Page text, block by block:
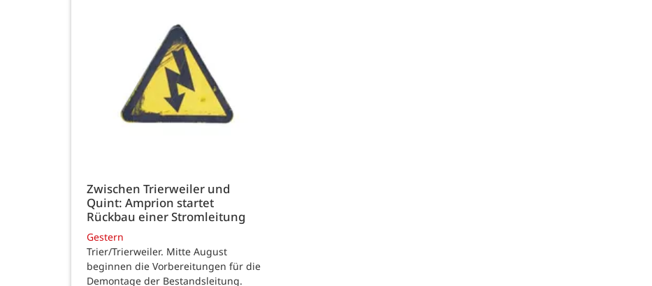
Zwischen Trierweiler und
Quint: Amprion startet
Rückbau einer Stromleitung
Gestern
Trier/Trierweiler. Mitte August
beginnen die Vorbereitungen für die
Demontage der Bestandsleitung.